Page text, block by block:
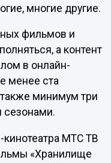
многие другие.
фильмов и
а контент
в онлайн-
менее ста
также минимум три
сезонами.
кинотеатра МТС ТВ
«Хранилище